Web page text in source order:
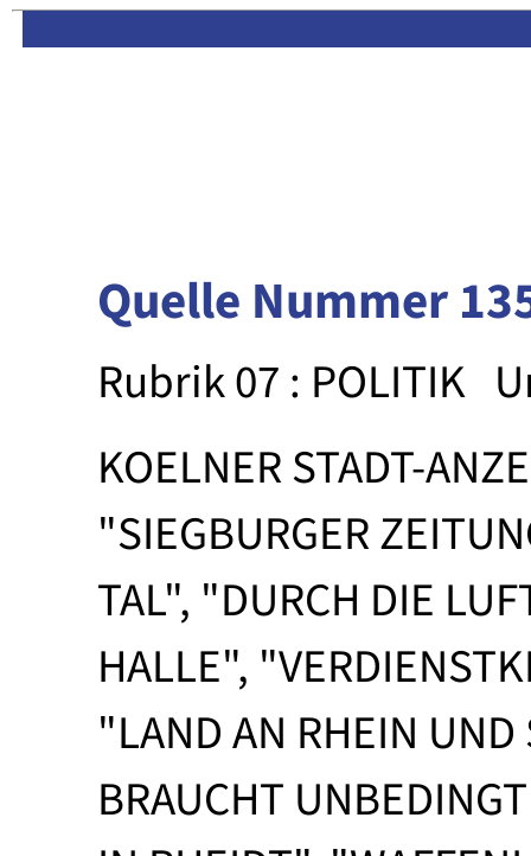
Quelle Nummer
Rubrik 07 : POLITIK
KOELNER STADT-
"SIEGBURGER
TAL", "DURCH DIE
HALLE",
"LAND AN RHEIN
BRAUCHT